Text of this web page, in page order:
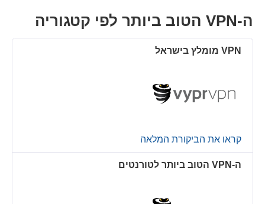
ה-VPN הטוב ביותר לפי קטגוריה
קראו את הביקורת המלאה
ה-VPN הטוב ביותר לטורנטים